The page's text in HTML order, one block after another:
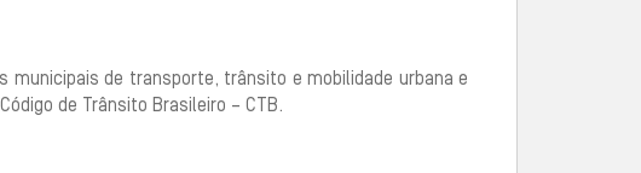
municipais de transporte, trânsito e mobilidade urbana e
de Trânsito Brasileiro – CTB.